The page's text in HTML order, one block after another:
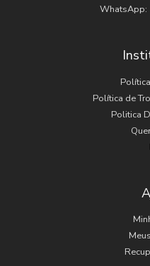
WhatsApp:
Política de
Politica